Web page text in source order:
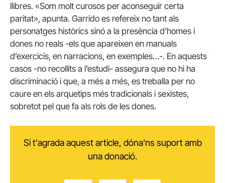
llibres. «Som molt curosos per aconseguir certa
paritat», apunta. Garrido es refereix no tant als
personatges històrics sinó a la presència d’homes i
dones no reals -els que apareixen en manuals
d’exercicis, en narracions, en exemples…-. En aquests
casos -no recollits a l’estudi- assegura que no hi ha
discriminació i que, a més a més, es treballa per no
caure en els arquetips més tradicionals i sexistes,
sobretot pel que fa als rols de les dones.
Si t'agrada aquest article, dóna'ns suport amb
una donació.